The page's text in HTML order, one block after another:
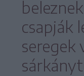
csapják
seregek